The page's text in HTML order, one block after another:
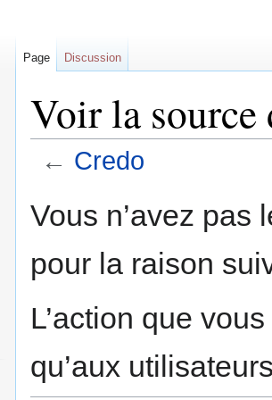
Voir la source
← Credo
à
navigation
à
recherche
Vous n’avez pas
pour la raison
L’action que
qu’aux
Page Discussion